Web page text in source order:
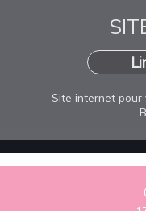
Site internet pour